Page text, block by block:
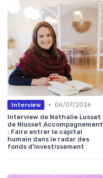
Interview • 06/07/2026
Interview de Nathalie Lusset
de Nlusset Accompagnement
: Faire entrer le capital
humain dans le radar des
fonds d’investissement